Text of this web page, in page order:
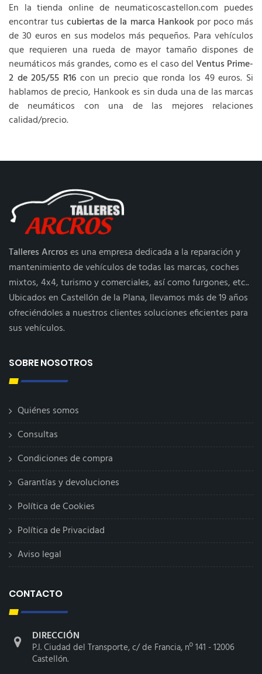
En la tienda online de neumaticoscastellon.com puedes
encontrar tuscubiertas de la marca Hankookpor poco más
de 30 euros en sus modelos más pequeños. Para vehículos
que requieren una rueda de mayor tamaño dispones de
neumáticos más grandes, como es el caso delVentus Prime-
2 de 205/55 R16 con un precio que ronda los 49 euros. Si
hablamos de precio, Hankook es sin duda una de las marcas
de neumáticos con una de las mejores relaciones
calidad/precio.
Talleres Arcroses una empresa dedicada a la reparación y
mantenimiento de vehículos de todas las marcas, coches
mixtos, 4x4, turismo y comerciales, así como furgones, etc..
Ubicados en Castellón de la Plana, llevamos más de 19 años
ofreciéndoles a nuestros clientes soluciones eficientes para
sus vehículos.
SOBRE NOSOTROS
Quiénes somos
Consultas
Condiciones de compra
Garantías y devoluciones
Política de Cookies
Política de Privacidad
Aviso legal
CONTACTO
DIRECCIÓN
P.I. Ciudad del Transporte, c/ de Francia, nº 141 - 12006
Castellón.